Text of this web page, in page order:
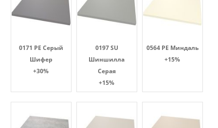
0171 PE Серый
Шифер
+30%
0197 SU
Шиншилла
Серая
+15%
0564 PE Миндаль
+15%